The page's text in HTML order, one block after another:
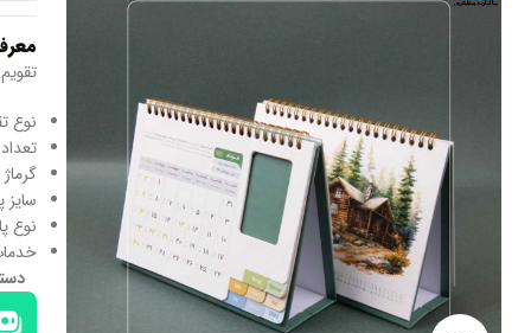
نوع
تعداد
گرماژ
سایز پایه: ۲۰
نوع